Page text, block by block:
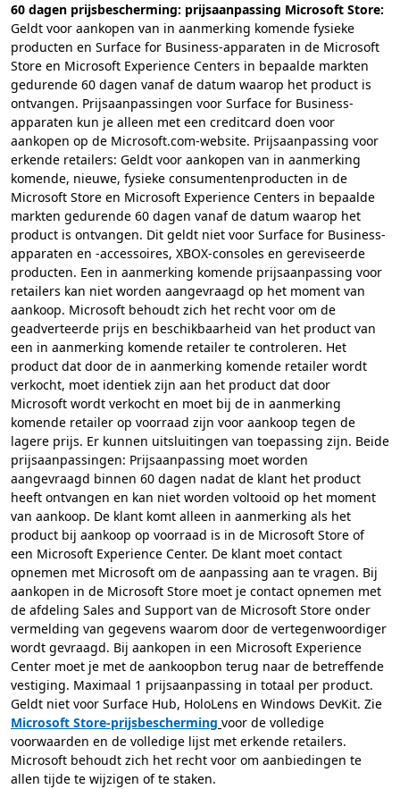
60 dagen prijsbescherming: prijsaanpassing Microsoft Store:
Geldt voor aankopen van in aanmerking komende fysieke
producten en Surface for Business-apparaten in de Microsoft
Store en Microsoft Experience Centers in bepaalde markten
gedurende 60 dagen vanaf de datum waarop het product is
ontvangen. Prijsaanpassingen voor Surface for Business-
apparaten kun je alleen met een creditcard doen voor
aankopen op de Microsoft.com-website. Prijsaanpassing voor
erkende retailers: Geldt voor aankopen van in aanmerking
komende, nieuwe, fysieke consumentenproducten in de
Microsoft Store en Microsoft Experience Centers in bepaalde
markten gedurende 60 dagen vanaf de datum waarop het
product is ontvangen. Dit geldt niet voor Surface for Business-
apparaten en -accessoires, XBOX-consoles en gereviseerde
producten. Een in aanmerking komende prijsaanpassing voor
retailers kan niet worden aangevraagd op het moment van
aankoop. Microsoft behoudt zich het recht voor om de
geadverteerde prijs en beschikbaarheid van het product van
een in aanmerking komende retailer te controleren. Het
product dat door de in aanmerking komende retailer wordt
verkocht, moet identiek zijn aan het product dat door
Microsoft wordt verkocht en moet bij de in aanmerking
komende retailer op voorraad zijn voor aankoop tegen de
lagere prijs. Er kunnen uitsluitingen van toepassing zijn. Beide
prijsaanpassingen: Prijsaanpassing moet worden
aangevraagd binnen 60 dagen nadat de klant het product
heeft ontvangen en kan niet worden voltooid op het moment
van aankoop. De klant komt alleen in aanmerking als het
product bij aankoop op voorraad is in de Microsoft Store of
een Microsoft Experience Center. De klant moet contact
opnemen met Microsoft om de aanpassing aan te vragen. Bij
aankopen in de Microsoft Store moet je contact opnemen met
de afdeling Sales and Support van de Microsoft Store onder
vermelding van gegevens waarom door de vertegenwoordiger
wordt gevraagd. Bij aankopen in een Microsoft Experience
Center moet je met de aankoopbon terug naar de betreffende
vestiging. Maximaal 1 prijsaanpassing in totaal per product.
Geldt niet voor Surface Hub, HoloLens en Windows DevKit. Zie
Microsoft Store-prijsbescherming voor de volledige
voorwaarden en de volledige lijst met erkende retailers.
Microsoft behoudt zich het recht voor om aanbiedingen te
allen tijde te wijzigen of te staken.